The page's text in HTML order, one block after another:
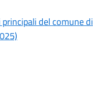
del comune di